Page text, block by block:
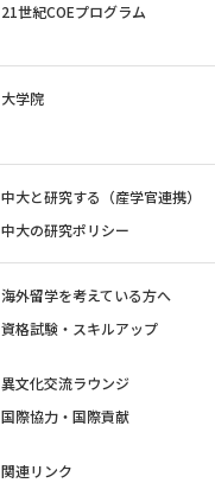
21世紀COEプログラム
大学院
中大と研究する（産学官連携）
中大の研究ポリシー
海外留学を考えている方へ
資格試験・スキルアップ
異文化交流ラウンジ
国際協力・国際貢献
関連リンク